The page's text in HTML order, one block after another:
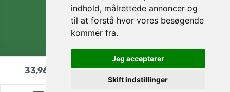
indhold, målrettede annoncer og
til at forstå hvor vores besøgende
kommer fra.
Jeg accepterer
Skift indstillinger
33,96 Læg i indkøbskurven